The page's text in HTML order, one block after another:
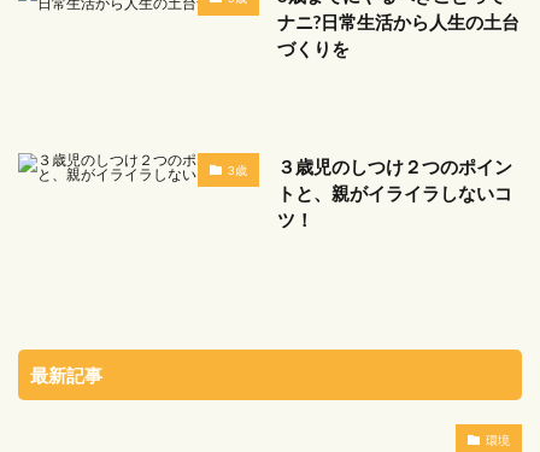
ナニ?日常生活から人生の土台
づくりを
3歳
３歳児のしつけ２つのポイン
トと、親がイライラしないコ
ツ！
最新記事
環境